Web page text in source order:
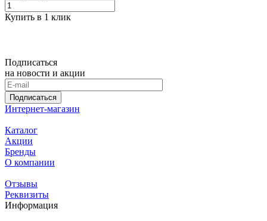
Купить в 1 клик
Подписаться
на новости и акции
Подписаться
Интернет-магазин
Каталог
Акции
Бренды
О компании
Отзывы
Реквизиты
Информация